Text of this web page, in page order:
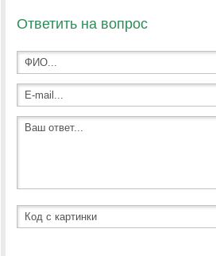
Ответить на вопрос